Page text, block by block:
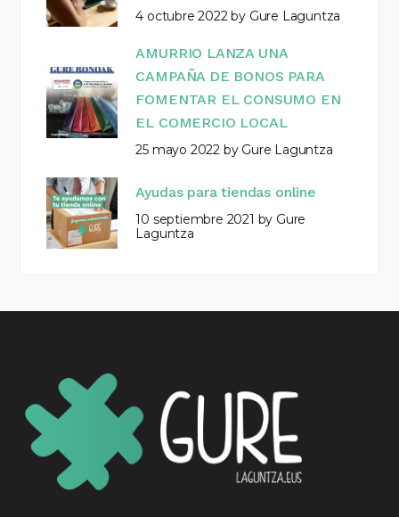
4 octubre 2022 by Gure Laguntza
AMURRIO LANZA UNA
CAMPAÑA DE BONOS PARA
FOMENTAR EL CONSUMO EN
EL COMERCIO LOCAL
25 mayo 2022 by Gure Laguntza
Ayudas para tiendas online
10 septiembre 2021 by Gure
Laguntza